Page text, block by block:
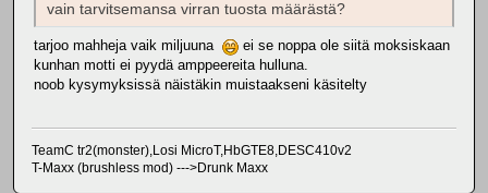
vain tarvitsemansa virran tuosta määrästä?
tarjoo mahheja vaik miljuuna
ei se noppa ole siitä moksiskaan
kunhan motti ei pyydä amppeereita hulluna.
noob kysymyksissä näistäkin muistaakseni käsitelty
TeamC tr2(monster),Losi MicroT,HbGTE8,DESC410v2
T-Maxx (brushless mod) --->Drunk Maxx